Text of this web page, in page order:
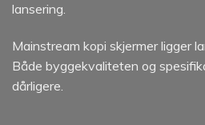
lansering.
Mainstream kopi skjermer ligger
Både byggekvaliteten og
dårligere.